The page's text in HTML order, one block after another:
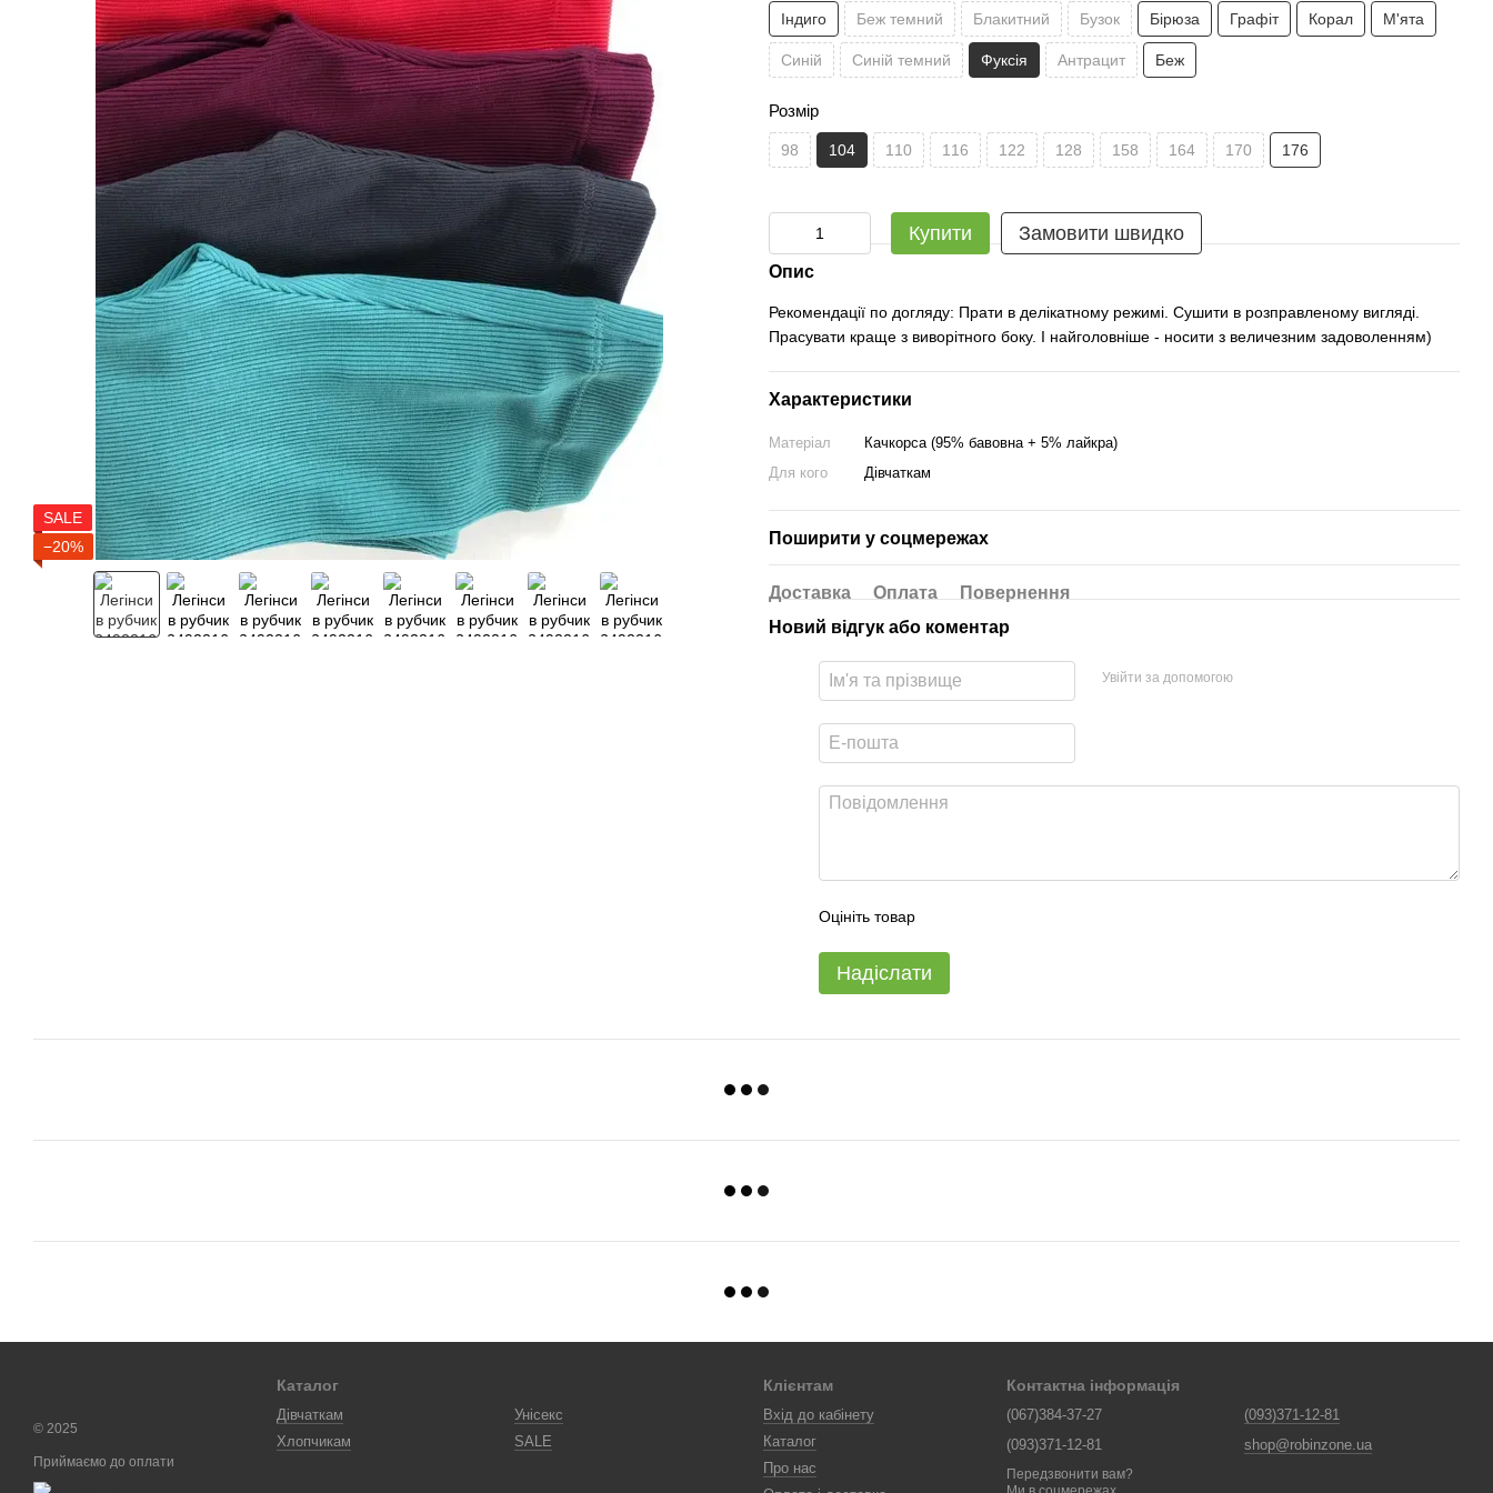
SALE
−20%
Індиго Беж темний Блакитний Бузок Бірюза Графіт Корал М'ята
Синій Синій темний Фуксія Антрацит Беж
Розмір
98 104 110 116 122 128 158 164 170 176
Купити Замовити швидко
Опис
Рекомендації по догляду: Прати в делікатному режимі. Сушити в розправленому вигляді.
Прасувати краще з виворітного боку. І найголовніше - носити з величезним задоволенням)
Характеристики
Матеріал
Качкорса (95% бавовна + 5% лайкра)
Для кого
Дівчаткам
Поширити у соцмережах
Доставка Оплата
Повернення
Новий відгук або коментар
Увійти за допомогою
Оцініть товар
Надіслати
© 2025
Приймаємо до оплати
Каталог
Дівчаткам
Хлопчикам
Унісекс
SALE
Клієнтам
Вхід до кабінету
Каталог
Про нас
Контактна інформація
(067)384-37-27
(093)371-12-81
Передзвонити вам?
(093)371-12-81
shop@robinzone.ua